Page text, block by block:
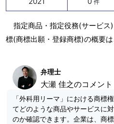
件
指定商品・指定役務(サービ
標(商標出願・登録商標)の概要は
弁理士
大瀬 佳之のコメント
「外科用リーマ」における商標
てどのような商品やサービスに
のか確認できます。企業は、商